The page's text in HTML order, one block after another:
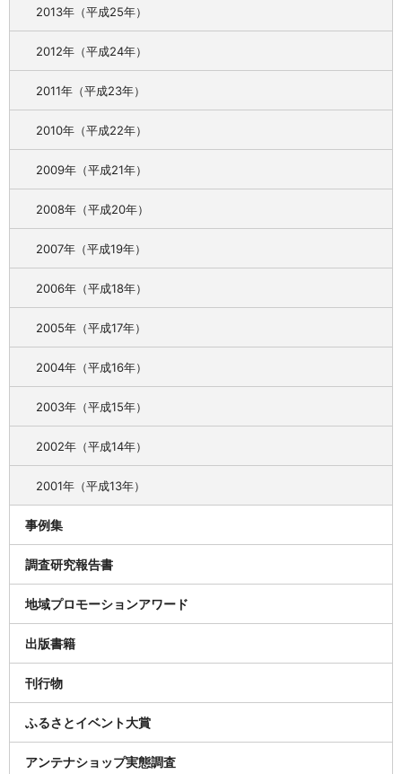
2013年（平成25年）
2012年（平成24年）
2011年（平成23年）
2010年（平成22年）
2009年（平成21年）
2008年（平成20年）
2007年（平成19年）
2006年（平成18年）
2005年（平成17年）
2004年（平成16年）
2003年（平成15年）
2002年（平成14年）
2001年（平成13年）
事例集
調査研究報告書
地域プロモーションアワード
出版書籍
刊行物
ふるさとイベント大賞
アンテナショップ実態調査